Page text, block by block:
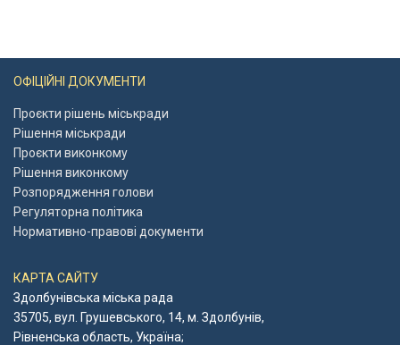
ОФІЦІЙНІ ДОКУМЕНТИ
Проєкти рішень міськради
Рішення міськради
Проєкти виконкому
Рішення виконкому
Розпорядження голови
Регуляторна політика
Нормативно-правові документи
КАРТА САЙТУ
Здолбунівська міська рада
35705, вул. Грушевського, 14, м. Здолбунів,
Рівненська область, Україна;